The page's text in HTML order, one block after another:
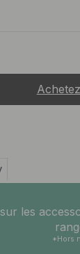
Achetez
sur les
*Hors